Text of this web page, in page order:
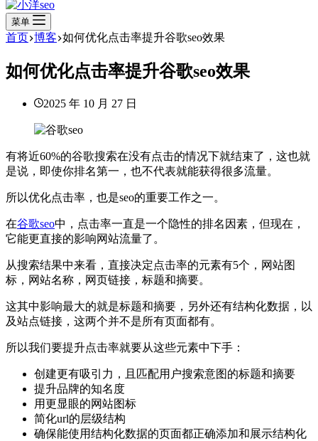
菜单
首页 博客 如何优化点击率提升谷歌seo效果
如何优化点击率提升谷歌seo效果
2025 年 10 月 27 日
有将近60%的谷歌搜索在没有点击的情况下就结束了，这也就
是说，即使你排名第一，也不代表就能获得很多流量。
所以优化点击率，也是seo的重要工作之一。
在谷歌seo中，点击率一直是一个隐性的排名因素，但现在，
它能更直接的影响网站流量了。
从搜索结果中来看，直接决定点击率的元素有5个，网站图
标，网站名称，网页链接，标题和摘要。
这其中影响最大的就是标题和摘要，另外还有结构化数据，以
及站点链接，这两个并不是所有页面都有。
所以我们要提升点击率就要从这些元素中下手：
创建更有吸引力，且匹配用户搜索意图的标题和摘要
提升品牌的知名度
用更显眼的网站图标
简化url的层级结构
确保能使用结构化数据的页面都正确添加和展示结构化